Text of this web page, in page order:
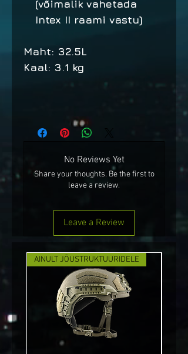
(võimalik vahetada
Intex II raami vastu)
Maht: 32.5L
Kaal: 3.1 kg
No Reviews Yet
Share your thoughts. Be the first to
leave a review.
Leave a Review
AINULT JÕUSTRUKTUURIDELE